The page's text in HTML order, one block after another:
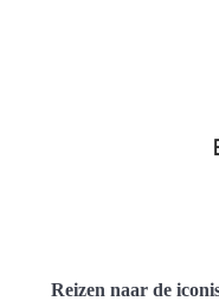
Reizen naar de